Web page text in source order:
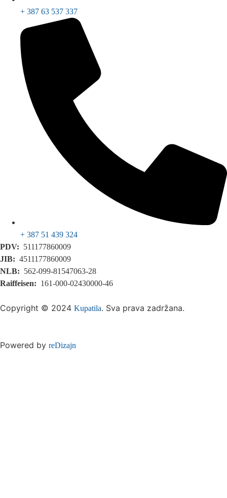
+ 387 63 537 337
+ 387 51 439 324
PDV: 511177860009
JIB: 4511177860009
NLB: 562-099-81547063-28
Raiffeisen: 161-000-02430000-46
Copyright © 2024 Kupatila. Sva prava zadržana.
Powered by reDizajn